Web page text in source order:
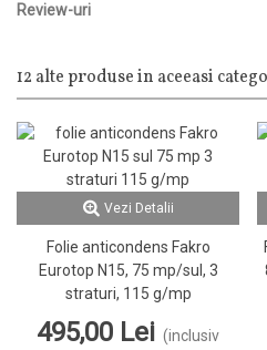
Review-uri
12 alte produse in aceeasi
Vezi Detalii
Folie anticondens Fakro
Eurotop N15, 75 mp/sul, 3
straturi, 115 g/mp
495,00 Lei (inclusiv